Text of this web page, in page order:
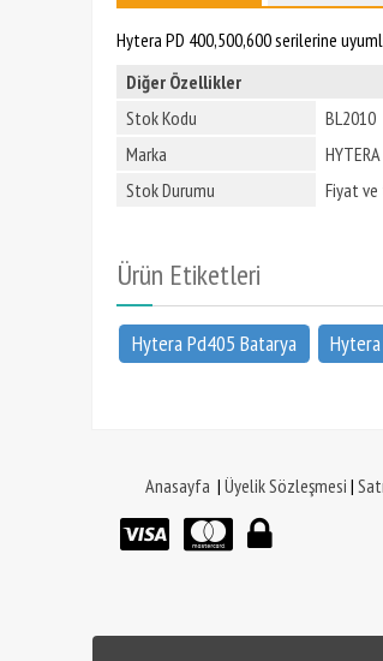
Hytera PD 400,500,600 serilerine
Diğer Özellikler
Stok Kodu
BL2010
Marka
HYTERA
Stok Durumu
Fiyat ve
Ürün Etiketleri
Hytera Pd405 Batarya
Anasayfa | Üyelik Sözleşmesi |